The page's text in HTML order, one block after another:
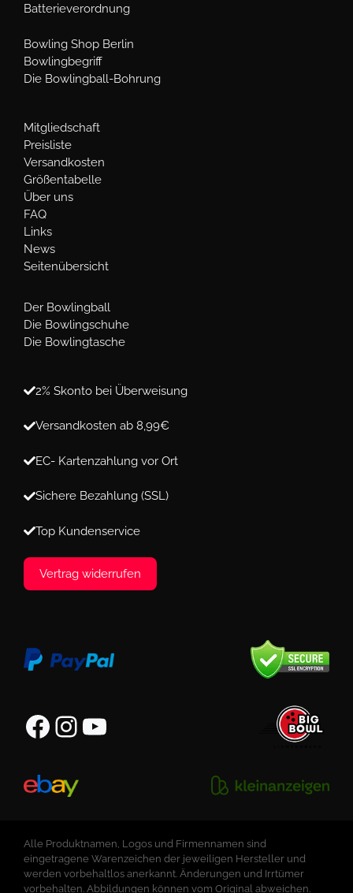
Batterieverordnung
Bowling Shop Berlin
Bowlingbegriff
Die Bowlingball-Bohrung
Mitgliedschaft
Preisliste
Versandkosten
Größentabelle
Über uns
FAQ
Links
News
Seitenübersicht
Der Bowlingball
Die Bowlingschuhe
Die Bowlingtasche
2% Skonto bei Überweisung
Versandkosten ab 8,99€
EC- Kartenzahlung vor Ort
Sichere Bezahlung (SSL)
Top Kundenservice
Vertrag widerrufen
Facebook
Instagram
YouTube
Alle Produktnamen, Logos und Firmennamen sind
eingetragene Warenzeichen der jeweiligen Hersteller und
werden vorbehaltlos anerkannt. Änderungen und Irrtümer
vorbehalten. Abbildungen können vom Original abweichen.